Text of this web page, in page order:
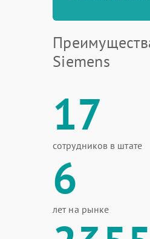
Siemens
17
сотрудников в штате
6
лет на рынке